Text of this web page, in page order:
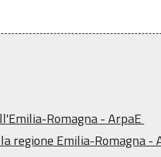
Romagna - ArpaE
regione Emilia-Romagna -